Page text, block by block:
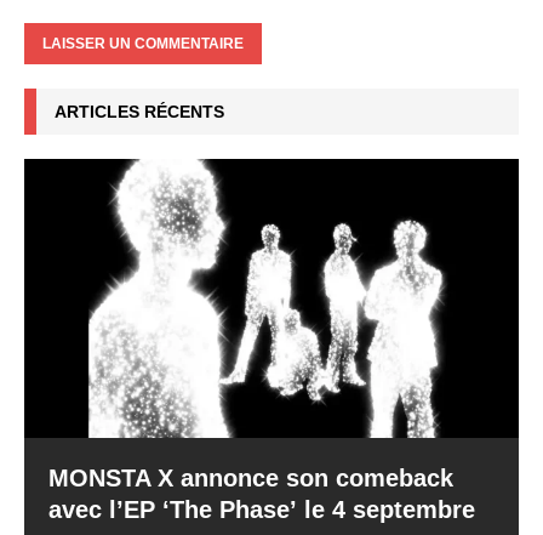
ARTICLES RÉCENTS
MONSTA X annonce son comeback
avec l’EP ‘The Phase’ le 4 septembre